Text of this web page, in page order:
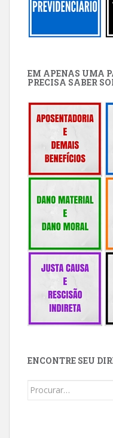
EM APENAS UMA
PRECISA SABER
ENCONTRE SEU
Buscar: